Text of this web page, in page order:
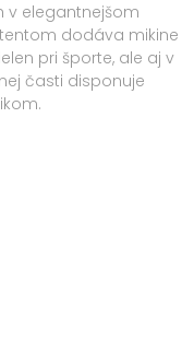
v elegantnejšom
dodáva mikine
pri športe, ale aj v
časti disponuje